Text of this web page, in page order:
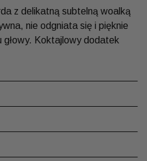
z delikatną subtelną woalką
nie odgniata się i pięknie
głowy. Koktajlowy dodatek